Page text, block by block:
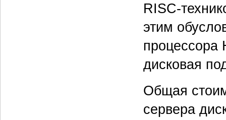
RISC-
этим
процессора
дисковая
Общая
сервера